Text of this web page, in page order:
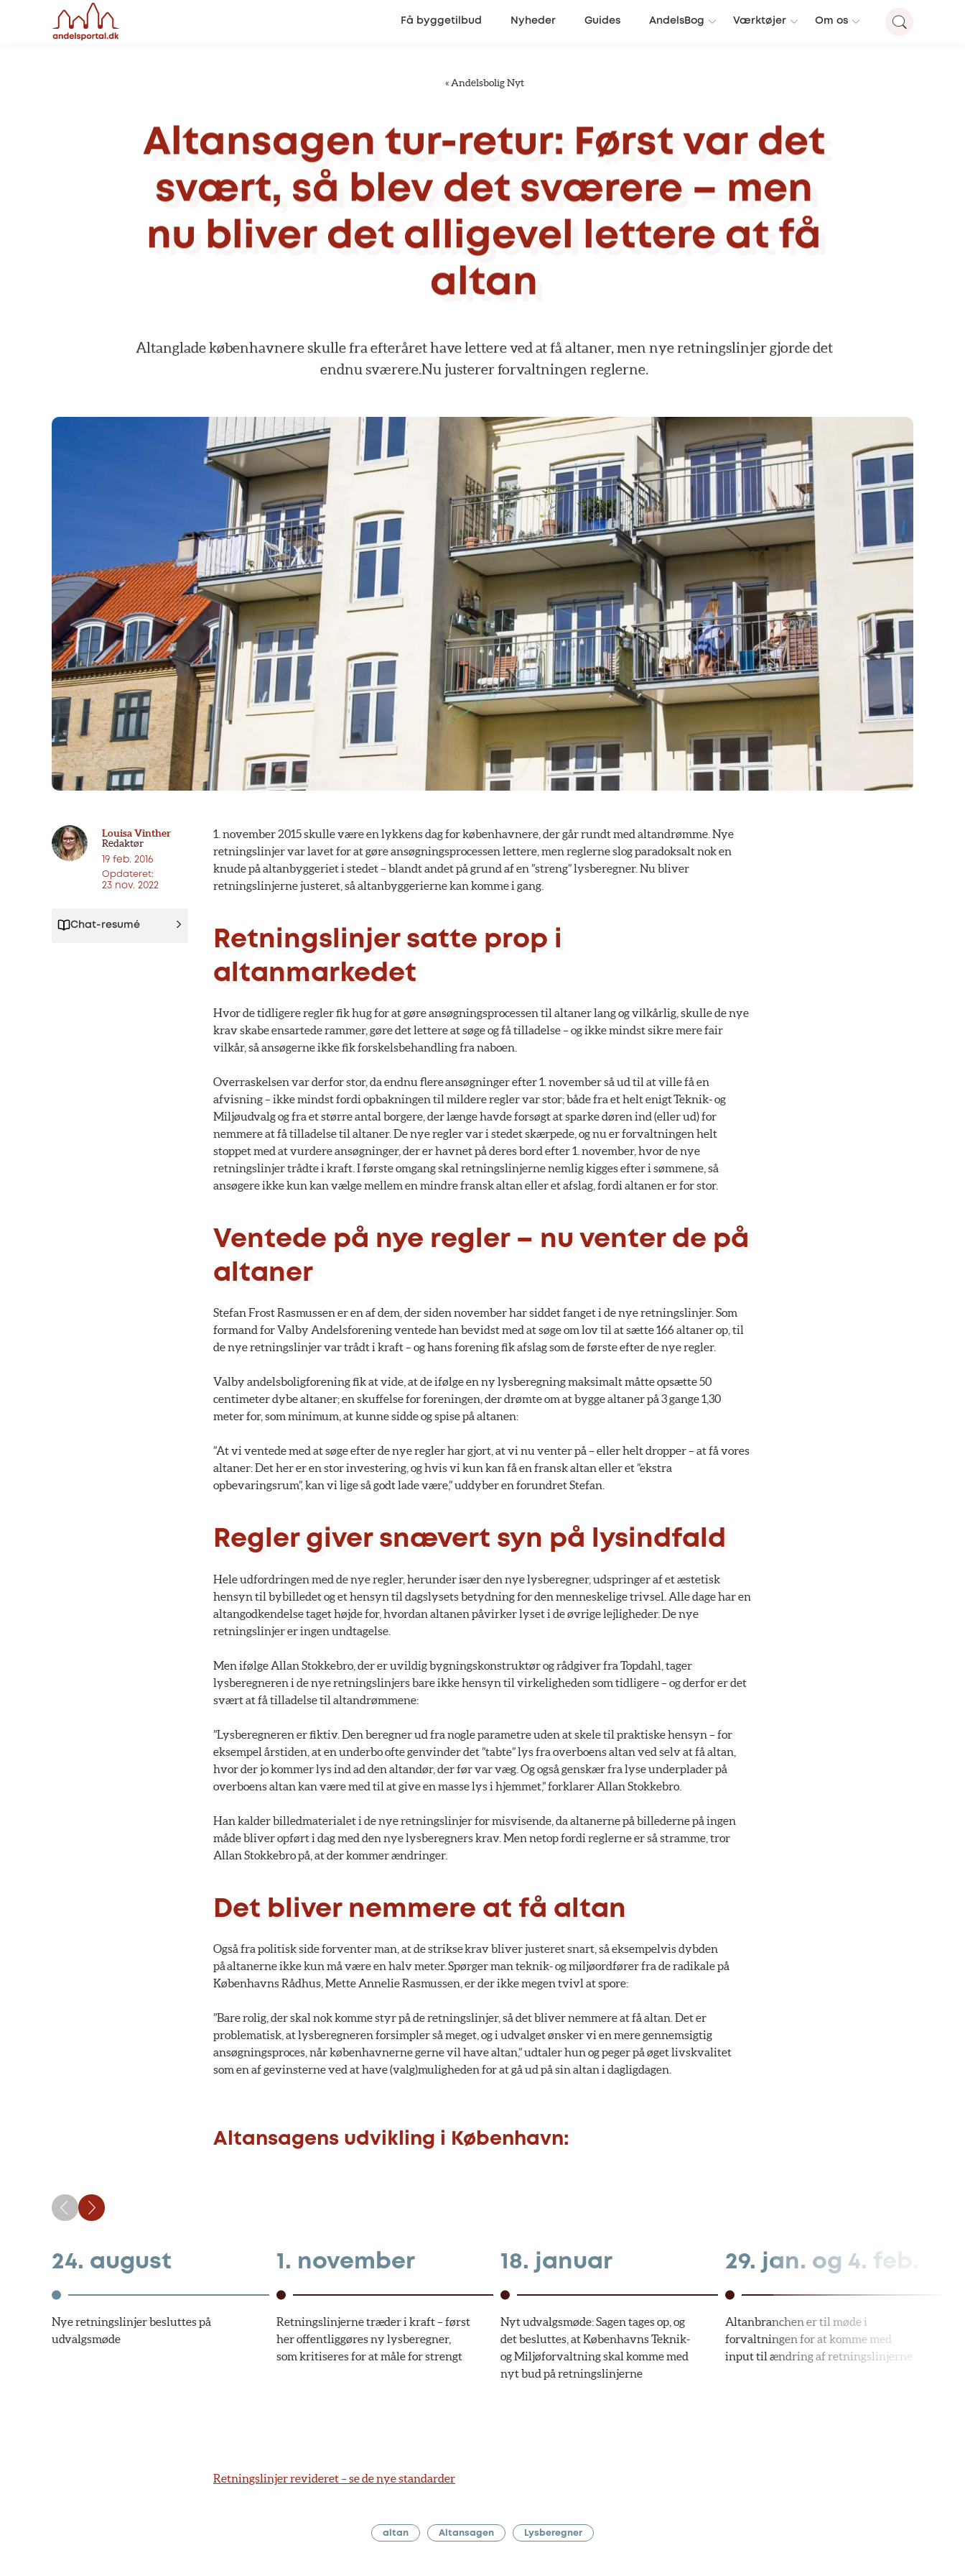
Få byggetilbud Nyheder Guides AndelsBog Værktøjer Om os
« Andelsbolig Nyt
Altansagen tur-retur: Først var det
svært, så blev det sværere – men
nu bliver det alligevel lettere at få
altan
Altanglade københavnere skulle fra efteråret have lettere ved at få altaner, men nye retningslinjer gjorde det
endnu sværere.Nu justerer forvaltningen reglerne.
Louisa Vinther
Redaktør
19 feb. 2016
Opdateret:
23 nov. 2022
Chat-resumé
1. november 2015 skulle være en lykkens dag for københavnere, der går rundt med altandrømme. Nye
retningslinjer var lavet for at gøre ansøgningsprocessen lettere, men reglerne slog paradoksalt nok en
knude på altanbyggeriet i stedet – blandt andet på grund af en ”streng” lysberegner. Nu bliver
retningslinjerne justeret, så altanbyggerierne kan komme i gang.
Retningslinjer satte prop i
altanmarkedet
Hvor de tidligere regler fik hug for at gøre ansøgningsprocessen til altaner lang og vilkårlig, skulle de nye
krav skabe ensartede rammer, gøre det lettere at søge og få tilladelse – og ikke mindst sikre mere fair
vilkår, så ansøgerne ikke fik forskelsbehandling fra naboen.
Overraskelsen var derfor stor, da endnu flere ansøgninger efter 1. november så ud til at ville få en
afvisning – ikke mindst fordi opbakningen til mildere regler var stor; både fra et helt enigt Teknik- og
Miljøudvalg og fra et større antal borgere, der længe havde forsøgt at sparke døren ind (eller ud) for
nemmere at få tilladelse til altaner. De nye regler var i stedet skærpede, og nu er forvaltningen helt
stoppet med at vurdere ansøgninger, der er havnet på deres bord efter 1. november, hvor de nye
retningslinjer trådte i kraft. I første omgang skal retningslinjerne nemlig kigges efter i sømmene, så
ansøgere ikke kun kan vælge mellem en mindre fransk altan eller et afslag, fordi altanen er for stor.
Ventede på nye regler – nu venter de på
altaner
Stefan Frost Rasmussen er en af dem, der siden november har siddet fanget i de nye retningslinjer. Som
formand for Valby Andelsforening ventede han bevidst med at søge om lov til at sætte 166 altaner op, til
de nye retningslinjer var trådt i kraft – og hans forening fik afslag som de første efter de nye regler.
Valby andelsboligforening fik at vide, at de ifølge en ny lysberegning maksimalt måtte opsætte 50
centimeter dybe altaner; en skuffelse for foreningen, der drømte om at bygge altaner på 3 gange 1,30
meter for, som minimum, at kunne sidde og spise på altanen:
”At vi ventede med at søge efter de nye regler har gjort, at vi nu venter på – eller helt dropper – at få vores
altaner: Det her er en stor investering, og hvis vi kun kan få en fransk altan eller et ”ekstra
opbevaringsrum”, kan vi lige så godt lade være,” uddyber en forundret Stefan.
Regler giver snævert syn på lysindfald
Hele udfordringen med de nye regler, herunder især den nye lysberegner, udspringer af et æstetisk
hensyn til bybilledet og et hensyn til dagslysets betydning for den menneskelige trivsel. Alle dage har en
altangodkendelse taget højde for, hvordan altanen påvirker lyset i de øvrige lejligheder. De nye
retningslinjer er ingen undtagelse.
Men ifølge Allan Stokkebro, der er uvildig bygningskonstruktør og rådgiver fra Topdahl, tager
lysberegneren i de nye retningslinjers bare ikke hensyn til virkeligheden som tidligere – og derfor er det
svært at få tilladelse til altandrømmene:
”Lysberegneren er fiktiv. Den beregner ud fra nogle parametre uden at skele til praktiske hensyn – for
eksempel årstiden, at en underbo ofte genvinder det ”tabte” lys fra overboens altan ved selv at få altan,
hvor der jo kommer lys ind ad den altandør, der før var væg. Og også genskær fra lyse underplader på
overboens altan kan være med til at give en masse lys i hjemmet,” forklarer Allan Stokkebro.
Han kalder billedmaterialet i de nye retningslinjer for misvisende, da altanerne på billederne på ingen
måde bliver opført i dag med den nye lysberegners krav. Men netop fordi reglerne er så stramme, tror
Allan Stokkebro på, at der kommer ændringer.
Det bliver nemmere at få altan
Også fra politisk side forventer man, at de strikse krav bliver justeret snart, så eksempelvis dybden
på altanerne ikke kun må være en halv meter. Spørger man teknik- og miljøordfører fra de radikale på
Københavns Rådhus, Mette Annelie Rasmussen, er der ikke megen tvivl at spore:
”Bare rolig, der skal nok komme styr på de retningslinjer, så det bliver nemmere at få altan. Det er
problematisk, at lysberegneren forsimpler så meget, og i udvalget ønsker vi en mere gennemsigtig
ansøgningsproces, når københavnerne gerne vil have altan,” udtaler hun og peger på øget livskvalitet
som en af gevinsterne ved at have (valg)muligheden for at gå ud på sin altan i dagligdagen.
Altansagens udvikling i København:
24. august
Nye retningslinjer besluttes på
udvalgsmøde
1. november
Retningslinjerne træder i kraft – først
her offentliggøres ny lysberegner,
som kritiseres for at måle for strengt
18. januar
Nyt udvalgsmøde: Sagen tages op, og
det besluttes, at Københavns Teknik-
og Miljøforvaltning skal komme med
nyt bud på retningslinjerne
29. jan. og 4. feb.
Altanbranchen er til møde i
forvaltningen for at komme med
input til ændring af retningslinjerne
Retningslinjer revideret – se de nye standarder
altan Altansagen Lysberegner